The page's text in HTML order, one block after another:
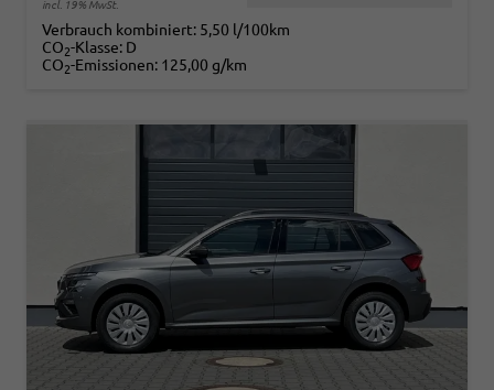
incl. 19% MwSt.
Verbrauch kombiniert: 5,50 l/100km
CO2-Klasse: D
CO2-Emissionen: 125,00 g/km